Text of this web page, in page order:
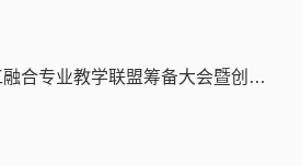
中医医工融合专业教学联盟筹备大会暨创新教材编写讨论工作会议召开